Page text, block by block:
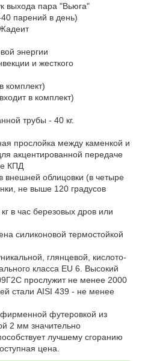
выхода пара "Вьюга"
парений в день)
энергии
и жесткого
комплект)
в комплект)
трубы - 40 кг.
прослойка между каменкой и
акцентированной передаче
КПД
внешней облицовки (в четыре
не выше 120 градусов
в час березовых дров или
силиконовой термостойкой
глянцевой, кислото-
класса EU 6. Высокий
прослужит не менее 2000
стали AISI 439 - не менее
футеровкой из
2 мм значительно
лучшему сгоранию
цена.